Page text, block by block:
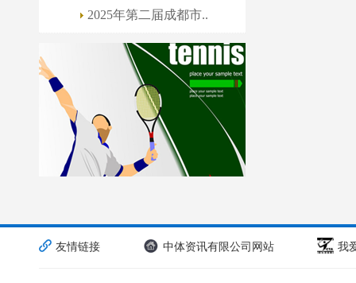
2025年第二届成都市..
友情链接 中体资讯有限公司网站 我